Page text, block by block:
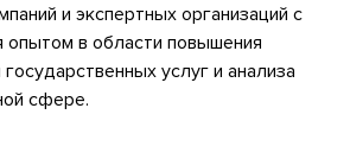
и экспертных организаций с
в области повышения
услуг и анализа
сфере.